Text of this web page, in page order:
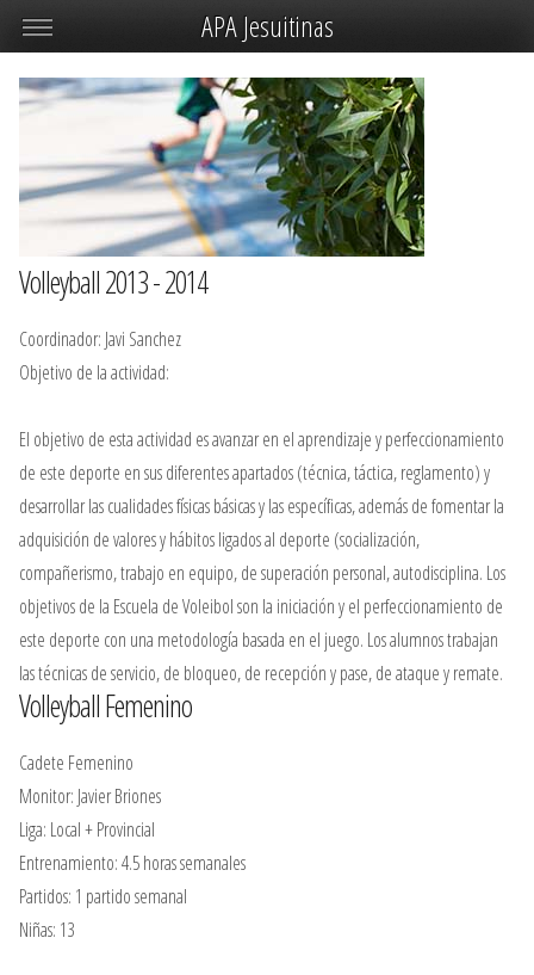
Volleyball 2013 - 2014
Coordinador: Javi Sanchez
Objetivo de la actividad:
El objetivo de esta actividad es avanzar en el aprendizaje y perfeccionamiento
de este deporte en sus diferentes apartados (técnica, táctica, reglamento) y
desarrollar las cualidades físicas básicas y las específicas, además de fomentar la
adquisición de valores y hábitos ligados al deporte (socialización,
compañerismo, trabajo en equipo, de superación personal, autodisciplina. Los
objetivos de la Escuela de Voleibol son la iniciación y el perfeccionamiento de
este deporte con una metodología basada en el juego. Los alumnos trabajan
las técnicas de servicio, de bloqueo, de recepción y pase, de ataque y remate.
Volleyball Femenino
Cadete Femenino
Monitor: Javier Briones
Liga: Local + Provincial
Entrenamiento: 4.5 horas semanales
Partidos: 1 partido semanal
Niñas: 13
APA Jesuitinas